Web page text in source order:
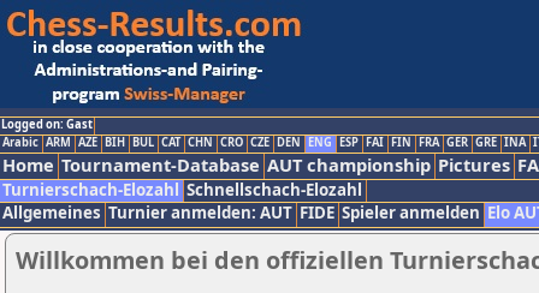
Logged on: Gast
Arabic ARM AZE BIH BUL CAT CHN CRO CZE DEN ENG ESP FAI FIN FRA GER GRE INA
Home Tournament-Database AUT championship Pictures
Turnierschach-Elozahl Schnellschach-Elozahl
Allgemeines Turnier anmelden: AUT FIDE Spieler anmelden Elo
Willkommen bei den offiziellen